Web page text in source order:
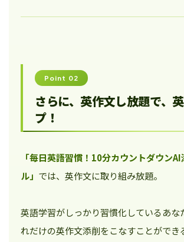
Point 02
さらに、英作文し放題で、
プ！
「毎日英語習慣！10分カウントダウン
ル」 では、英作文に取り組み放題。
英語学習がしっかり習慣化しているあな
れだけの英作文添削をこなすことができ